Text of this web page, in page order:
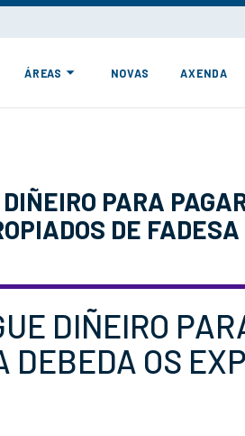
ÁREAS NOVAS AXENDA
PARA
DE FADESA
DIÑEIRO
DEBEDA OS